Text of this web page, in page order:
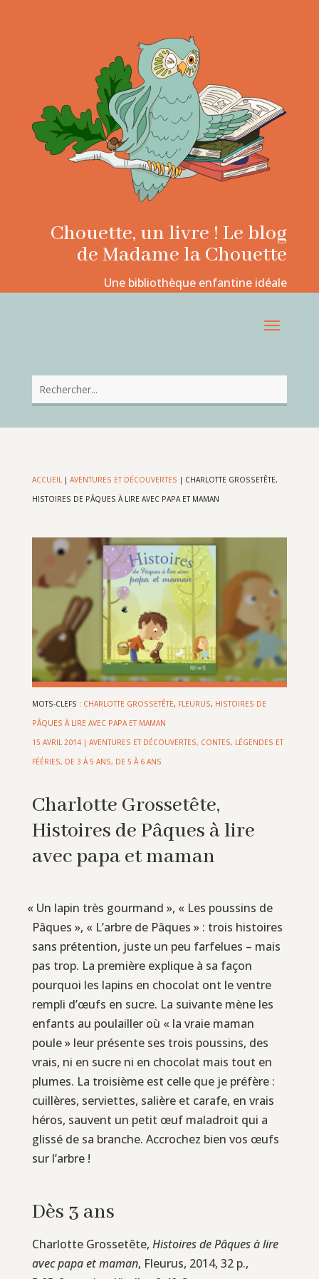
Chouette, un livre ! Le blog
de Madame la Chouette
Une bibliothèque enfantine idéale
ACCUEIL| AVENTURES ET DÉCOUVERTES | CHARLOTTE GROSSETÊTE,
HISTOIRES DE PÂQUES À LIRE AVEC PAPA ET MAMAN
MOTS-CLEFS : CHARLOTTE GROSSETÊTE, FLEURUS, HISTOIRES DE
PÂQUES À LIRE AVEC PAPA ET MAMAN
15 AVRIL 2014| AVENTURES ET DÉCOUVERTES, CONTES, LÉGENDES ET
FÉÉRIES, DE 3 À 5 ANS, DE 5 À 6 ANS
Charlotte Grossetête,
Histoires de Pâques à lire
avec papa et maman
« Un lapin très gourmand », « Les poussins de
Pâques », « L’arbre de Pâques » : trois histoires
sans prétention, juste un peu farfelues – mais
pas trop. La première explique à sa façon
pourquoi les lapins en chocolat ont le ventre
rempli d’œufs en sucre. La suivante mène les
enfants au poulailler où « la vraie maman
poule » leur présente ses trois poussins, des
vrais, ni en sucre ni en chocolat mais tout en
plumes. La troisième est celle que je préfère :
cuillères, serviettes, salière et carafe, en vrais
héros, sauvent un petit œuf maladroit qui a
glissé de sa branche. Accrochez bien vos œufs
sur l’arbre !
Dès 3 ans
Charlotte Grossetête, Histoires de Pâques à lire
avec papa et maman, Fleurus, 2014, 32 p.,